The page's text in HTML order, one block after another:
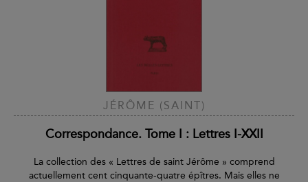
JÉRÔME (SAINT)
Correspondance. Tome I : Lettres I-XXII
La collection des « Lettres de saint Jérôme » comprend
actuellement cent cinquante-quatre épîtres. Mais elles ne